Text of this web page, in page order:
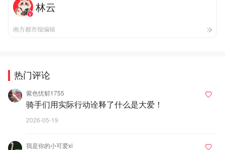
林云
南方都市报编辑
热门评论
紫色忧郁1755
骑手们用实际行动诠释了什么是大爱！
2026-05-19
我是你的小可爱xi